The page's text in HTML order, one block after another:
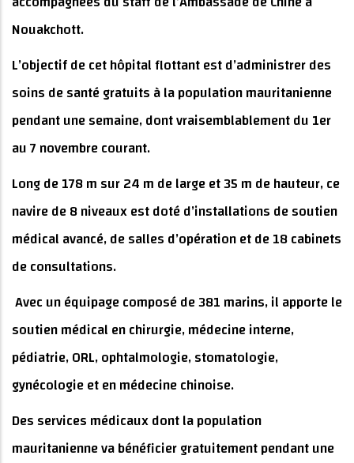
Nouakchott.
L’objectif de cet hôpital flottant est d’administrer des
soins de santé gratuits à la population mauritanienne
pendant une semaine, dont vraisemblablement du 1er
au 7 novembre courant.
Long de 178 m sur 24 m de large et 35 m de hauteur, ce
navire de 8 niveaux est doté d’installations de soutien
médical avancé, de salles d’opération et de 18 cabinets
de consultations.
Avec un équipage composé de 381 marins, il apporte le
soutien médical en chirurgie, médecine interne,
pédiatrie, ORL, ophtalmologie, stomatologie,
gynécologie et en médecine chinoise.
Des services médicaux dont la population
mauritanienne va bénéficier gratuitement pendant une